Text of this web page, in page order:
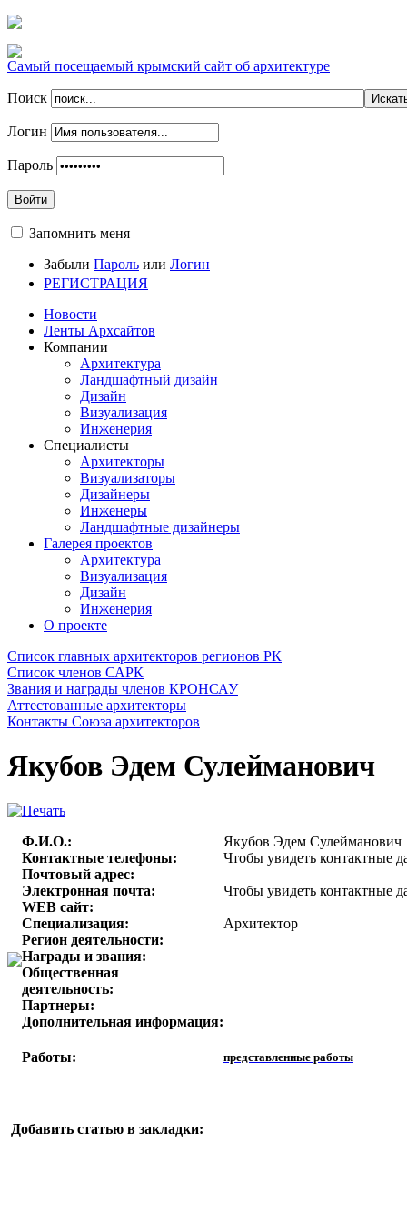
Самый посещаемый крымский сайт об архитектуре
Поиск
Логин
Пароль
Войти
Запомнить меня
Забыли Пароль или Логин
РЕГИСТРАЦИЯ
Новости
Ленты Архсайтов
Компании
Архитектура
Ландшафтный дизайн
Дизайн
Визуализация
Инженерия
Специалисты
Архитекторы
Визуализаторы
Дизайнеры
Инженеры
Ландшафтные дизайнеры
Галерея проектов
Архитектура
Визуализация
Дизайн
Инженерия
О проекте
Список главных архитекторов регионов РК
Список членов САРК
Звания и награды членов КРОНСАУ
Аттестованные архитекторы
Контакты Союза архитекторов
Якубов Эдем Сулейманович
Ф.И.О.:
Якубов Эдем Сулейманович
Контактные телефоны:
Чтобы увидеть контактные
Почтовый адрес:
Электронная почта:
Чтобы увидеть контактные
WEB сайт:
Специализация:
Архитектор
Регион деятельности:
Награды и звания:
Общественная
деятельность:
Партнеры:
Дополнительная информация:
Работы: представленные работы
Добавить статью в закладки: